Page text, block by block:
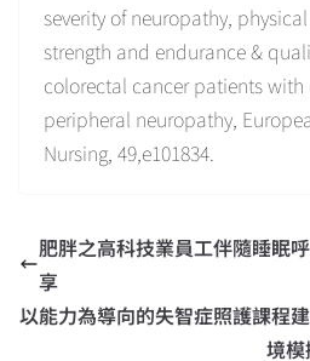
severity of neuropathy,
strength and endurance &
colorectal cancer patients
peripheral neuropathy,
Nursing, 49,e101834.
肥胖之高科技業員工伴隨睡眠
享
以能力為導向的失智症照護課程
境